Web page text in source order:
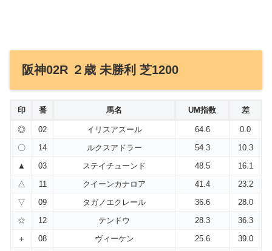
阪神02R ２歳 未勝利 芝1200
印 番 馬名 UM指数 差
◎ 02 イリスアスール 64.6
0.0
〇
14 ルクスアドラー 54.3
10.3
▲
03 ステイチューンド 48.5
16.1
△
11 クイーンカナロア 41.4
23.2
▽
09 タガノエクレール 36.6
28.0
☆
12 テンドウ 28.3
36.3
＋
08 ヴィーケン 25.6
39.0